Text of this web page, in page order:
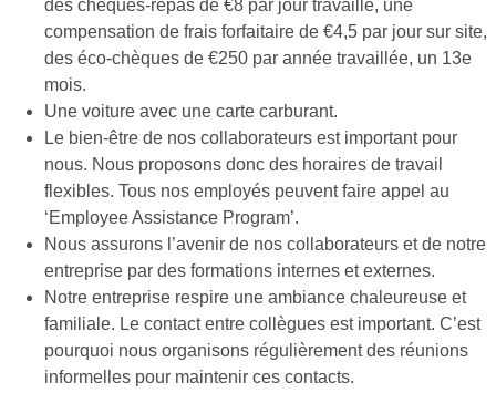
des chèques-repas de €8 par jour travaillé, une
compensation de frais forfaitaire de €4,5 par jour sur site,
des éco-chèques de €250 par année travaillée, un 13e
mois.
Une voiture avec une carte carburant.
Le bien-être de nos collaborateurs est important pour
nous. Nous proposons donc des horaires de travail
flexibles. Tous nos employés peuvent faire appel au
‘Employee Assistance Program’.
Nous assurons l’avenir de nos collaborateurs et de notre
entreprise par des formations internes et externes.
Notre entreprise respire une ambiance chaleureuse et
familiale. Le contact entre collègues est important. C’est
pourquoi nous organisons régulièrement des réunions
informelles pour maintenir ces contacts.